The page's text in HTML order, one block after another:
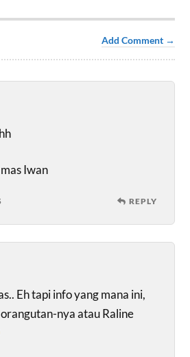
Add Comment →
Iwan
REPLY
Eh tapi info yang mana ini,
nya atau Raline